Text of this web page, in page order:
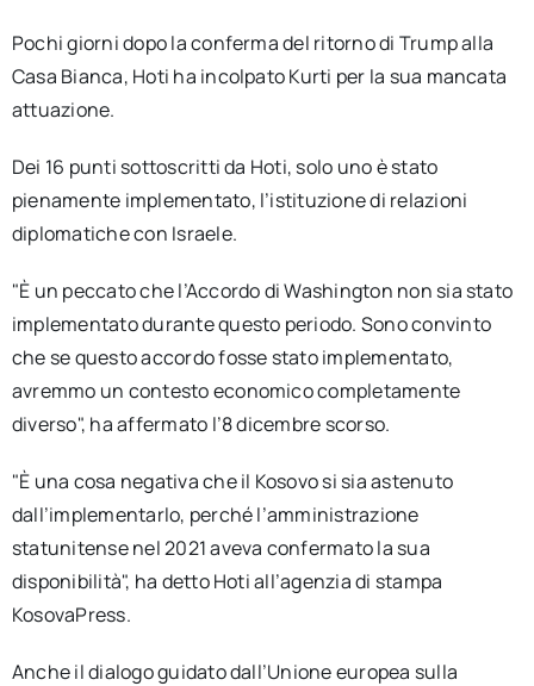
Pochi giorni dopo la conferma del ritorno di Trump alla
Casa Bianca, Hoti ha incolpato Kurti per la sua mancata
attuazione.
Dei 16 punti sottoscritti da Hoti, solo uno è stato
pienamente implementato, l’istituzione di relazioni
diplomatiche con Israele.
"È un peccato che l’Accordo di Washington non sia stato
implementato durante questo periodo. Sono convinto
che se questo accordo fosse stato implementato,
avremmo un contesto economico completamente
diverso", ha affermato l’8 dicembre scorso.
"È una cosa negativa che il Kosovo si sia astenuto
dall’implementarlo, perché l’amministrazione
statunitense nel 2021 aveva confermato la sua
disponibilità", ha detto Hoti all’agenzia di stampa
KosovaPress.
Anche il dialogo guidato dall’Unione europea sulla